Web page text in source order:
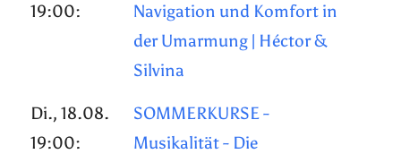
19:00:
Navigation und Komfort in
der Umarmung | Héctor &
Silvina
Di., 18.08.
19:00:
SOMMERKURSE -
Musikalität - Die